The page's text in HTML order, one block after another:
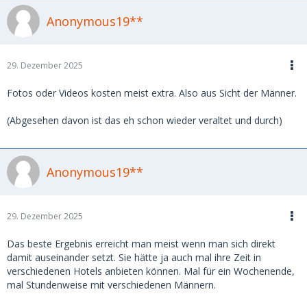
Anonymous19**
29. Dezember 2025
Fotos oder Videos kosten meist extra. Also aus Sicht der Männer.
(Abgesehen davon ist das eh schon wieder veraltet und durch)
Anonymous19**
29. Dezember 2025
Das beste Ergebnis erreicht man meist wenn man sich direkt
damit auseinander setzt. Sie hätte ja auch mal ihre Zeit in
verschiedenen Hotels anbieten können. Mal für ein Wochenende,
mal Stundenweise mit verschiedenen Männern.